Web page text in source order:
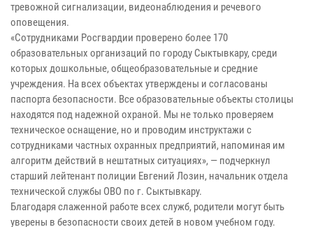
тревожной сигнализации, видеонаблюдения и речевого
оповещения.
«Сотрудниками Росгвардии проверено более 170
образовательных организаций по городу Сыктывкару, среди
которых дошкольные, общеобразовательные и средние
учреждения. На всех объектах утверждены и согласованы
паспорта безопасности. Все образовательные объекты столицы
находятся под надежной охраной. Мы не только проверяем
техническое оснащение, но и проводим инструктажи с
сотрудниками частных охранных предприятий, напоминая им
алгоритм действий в нештатных ситуациях», — подчеркнул
старший лейтенант полиции Евгений Лозин, начальник отдела
технической службы ОВО по г. Сыктывкару.
Благодаря слаженной работе всех служб, родители могут быть
уверены в безопасности своих детей в новом учебном году.